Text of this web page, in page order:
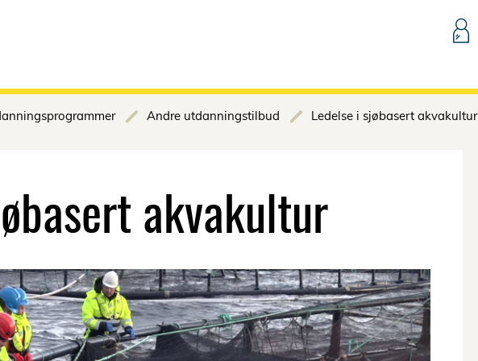
Andre utdanningstilbud Ledelse i sjøbasert akvakultur
akvakultur